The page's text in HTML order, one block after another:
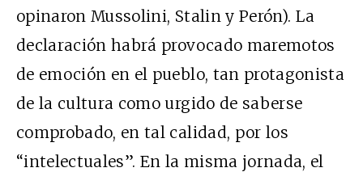
opinaron Mussolini, Stalin y Perón). La
declaración habrá provocado maremotos
de emoción en el pueblo, tan protagonista
de la cultura como urgido de saberse
comprobado, en tal calidad, por los
“intelectuales”. En la misma jornada, el